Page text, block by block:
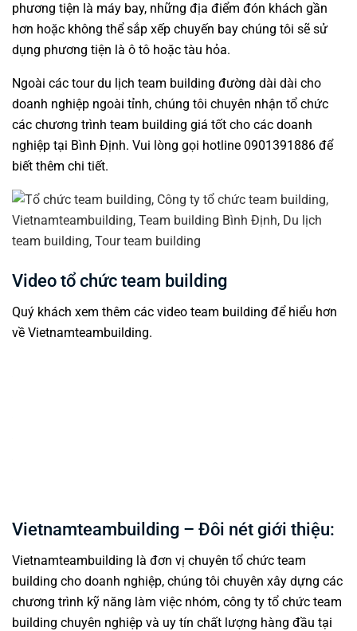
phương tiện là máy bay, những địa điểm đón khách gần
hơn hoặc không thể sắp xếp chuyến bay chúng tôi sẽ sử
dụng phương tiện là ô tô hoặc tàu hỏa.
Ngoài các tour du lịch team building đường dài dài cho
doanh nghiệp ngoài tỉnh, chúng tôi chuyên nhận tổ chức
các chương trình team building giá tốt cho các doanh
nghiệp tại Bình Định. Vui lòng gọi hotline 0901391886 để
biết thêm chi tiết.
Video tổ chức team building
Quý khách xem thêm các video team building để hiểu hơn
về Vietnamteambuilding.
Vietnamteambuilding – Đôi nét giới thiệu:
Vietnamteambuilding là đơn vị chuyên tổ chức team
building cho doanh nghiệp, chúng tôi chuyên xây dựng các
chương trình kỹ năng làm việc nhóm, công ty tổ chức team
building chuyên nghiệp và uy tín chất lượng hàng đầu tại